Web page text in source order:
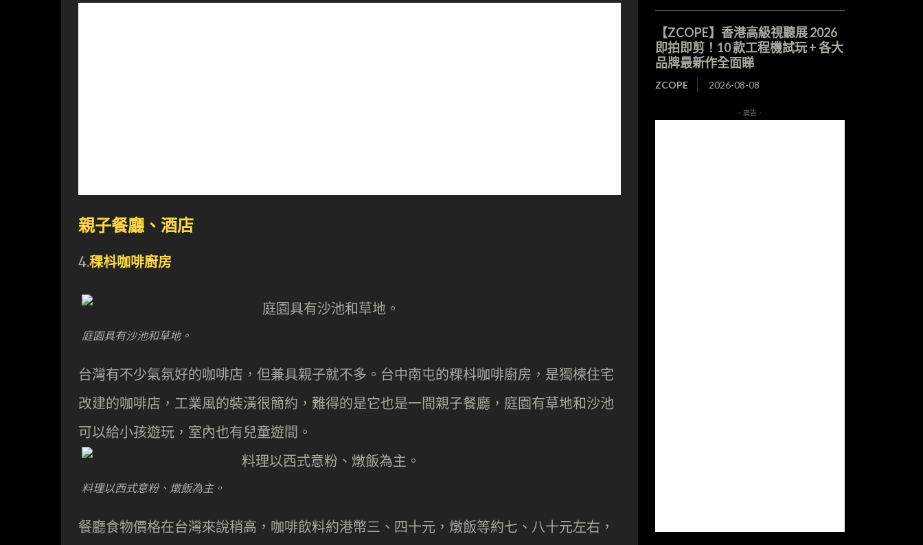
親子餐廳、酒店
4.稞枓咖啡廚房
庭園具有沙池和草地。
台灣有不少氣氛好的咖啡店，但兼具親子就不多。台中南屯的稞枓咖啡廚房，是獨楝住宅
改建的咖啡店，工業風的裝潢很簡約，難得的是它也是一間親子餐廳，庭園有草地和沙池
可以給小孩遊玩，室內也有兒童遊間。
料理以西式意粉、燉飯為主。
餐廳食物價格在台灣來說稍高，咖啡飲料約港幣三、四十元，燉飯等約七、八十元左右，
【ZCOPE】香港高級視聽展 2026
即拍即剪！10 款工程機試玩 + 各大
品牌最新作全面睇
ZCOPE 2026-08-08
- 廣告 -